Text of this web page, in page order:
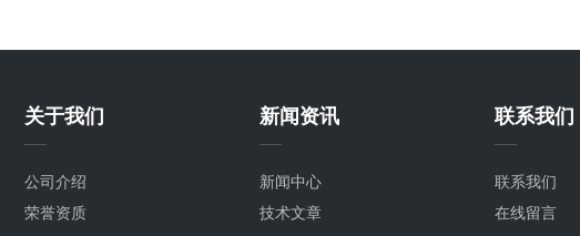
关于我们
公司介绍
荣誉资质
新闻资讯
新闻中心
技术文章
联系我们
联系我们
在线留言